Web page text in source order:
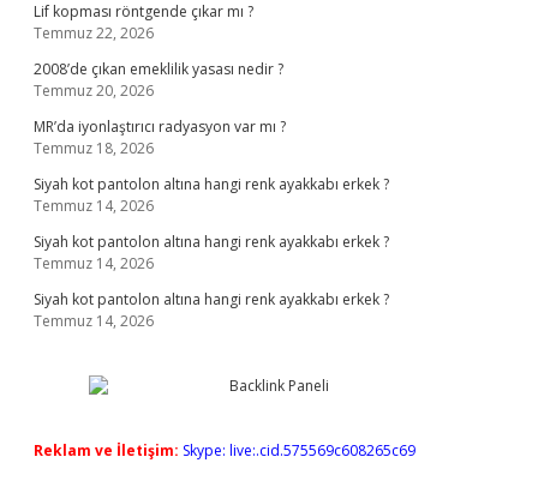
Lif kopması röntgende çıkar mı ?
Temmuz 22, 2026
2008’de çıkan emeklilik yasası nedir ?
Temmuz 20, 2026
MR’da iyonlaştırıcı radyasyon var mı ?
Temmuz 18, 2026
Siyah kot pantolon altına hangi renk ayakkabı erkek ?
Temmuz 14, 2026
Siyah kot pantolon altına hangi renk ayakkabı erkek ?
Temmuz 14, 2026
Siyah kot pantolon altına hangi renk ayakkabı erkek ?
Temmuz 14, 2026
Reklam ve İletişim: Skype: live:.cid.575569c608265c69